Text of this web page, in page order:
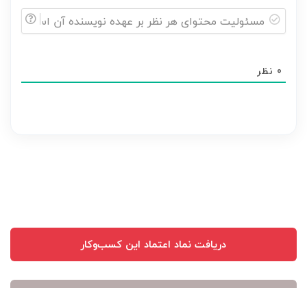
هر
0 نظر
دریافت نماد اعتماد این کسب‌وکار